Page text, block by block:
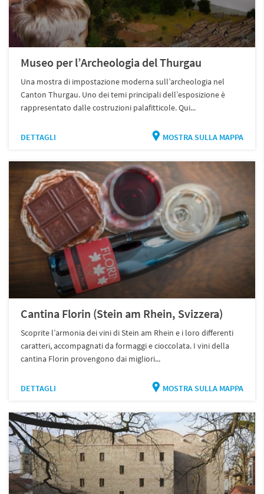
Museo per l’Archeologia del Thurgau
Una mostra di impostazione moderna sull’archeologia nel
Canton Thurgau. Uno dei temi principali dell’esposizione è
rappresentato dalle costruzioni palafitticole. Qui...
DETTAGLI MOSTRA SULLA MAPPA
Cantina Florin (Stein am Rhein, Svizzera)
Scoprite l’armonia dei vini di Stein am Rhein e i loro differenti
caratteri, accompagnati da formaggi e cioccolata. I vini della
cantina Florin provengono dai migliori...
DETTAGLI MOSTRA SULLA MAPPA